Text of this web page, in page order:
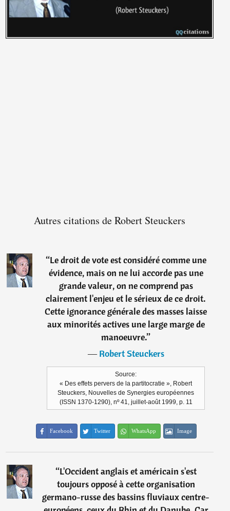
Autres citations de Robert Steuckers
“Le droit de vote est considéré comme une
évidence, mais on ne lui accorde pas une
grande valeur, on ne comprend pas
clairement l'enjeu et le sérieux de ce droit.
Cette ignorance générale des masses laisse
aux minorités actives une large marge de
manoeuvre.”
―Robert Steuckers
Source:
« Des effets pervers de la partitocratie », Robert
Steuckers, Nouvelles de Synergies européennes
(ISSN 1370-1290), nº 41, juillet-août 1999, p. 11
Facebook Twitter WhatsApp Image
“L'Occident anglais et américain s'est
toujours opposé à cette organisation
germano-russe des bassins fluviaux centre-